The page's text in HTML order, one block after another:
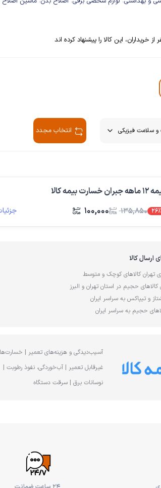
چای ساز
انتخاب مجدد
جبران خسارت بیمه کالا
26% ۱۳۵,۸۵۰ ۱۰۰,۰۰۰
کالا
تهران کالاهای کوچک و متوسط
کالاهای حجیم در استان تهران و البرز
و تیپاکس به سراسر ایران
حجیم به سراسر ایران
آسیب‌دیدگی و هزینه‌های تعمیر |
غیرقابل تعمیر | آب‌خوردگی، نفوذ رطوبت |
نوسانات برق | سرقت دستگاه